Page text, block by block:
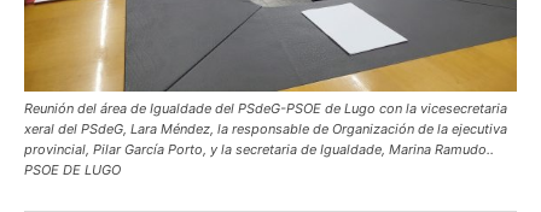
Reunión del área de Igualdade del PSdeG-PSOE de Lugo con la vicesecretaria
xeral del PSdeG, Lara Méndez, la responsable de Organización de la ejecutiva
provincial, Pilar García Porto, y la secretaria de Igualdade, Marina Ramudo..
PSOE DE LUGO